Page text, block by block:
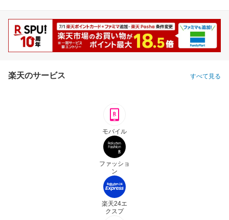
楽天のサービス すべて見る
モバイル
ファッショ
ン
楽天24エ
クスプ